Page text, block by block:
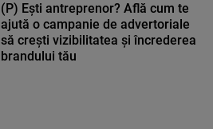
(P) Ești antreprenor? Află cum te
ajută o campanie de advertoriale
să crești vizibilitatea și încrederea
brandului tău